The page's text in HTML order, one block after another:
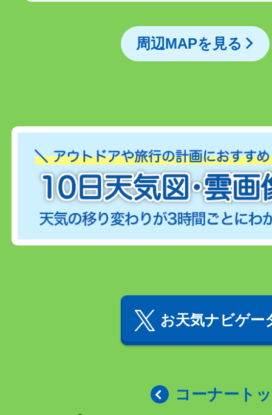
周辺MAPを見る
お天気ナビゲー
コーナート